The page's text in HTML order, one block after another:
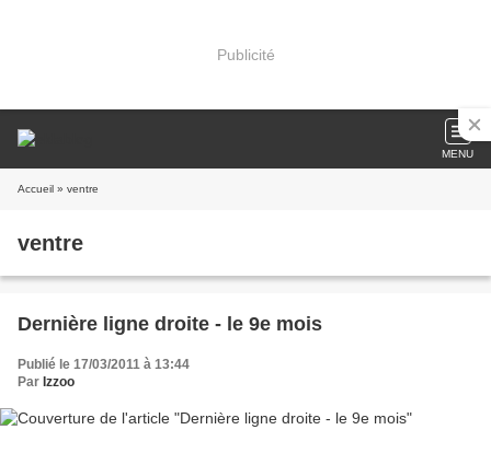
Publicité
MENU
Accueil » ventre
ventre
Dernière ligne droite - le 9e mois
Publié le 17/03/2011 à 13:44
Par Izzoo